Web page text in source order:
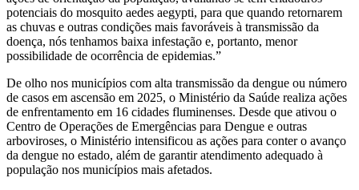
potenciais do mosquito aedes aegypti, para que quando retornarem
as chuvas e outras condições mais favoráveis à transmissão da
doença, nós tenhamos baixa infestação e, portanto, menor
possibilidade de ocorrência de epidemias.”
De olho nos municípios com alta transmissão da dengue ou número
de casos em ascensão em 2025, o Ministério da Saúde realiza ações
de enfrentamento em 16 cidades fluminenses. Desde que ativou o
Centro de Operações de Emergências para Dengue e outras
arboviroses, o Ministério intensificou as ações para conter o avanço
da dengue no estado, além de garantir atendimento adequado à
população nos municípios mais afetados.